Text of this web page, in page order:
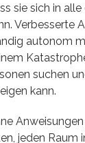
sie sich in
Verbesserte
autonom
suchen
kann.
jeden Raum